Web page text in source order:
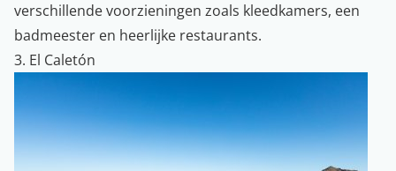
verschillende voorzieningen zoals kleedkamers, een
badmeester en heerlijke restaurants.
3. El Caletón